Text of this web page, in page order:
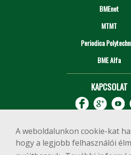
A weboldalunkon cookie-kat
hogy a legjobb felhasználói
BMEnet
MTMT
Periodica
BME Alfa
KAPCSOLAT